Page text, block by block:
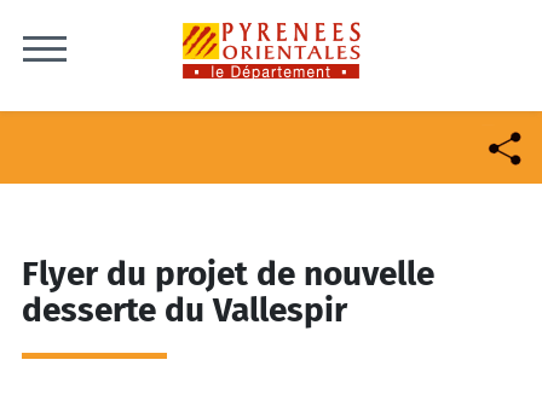
Flyer du projet de nouvelle
desserte du Vallespir